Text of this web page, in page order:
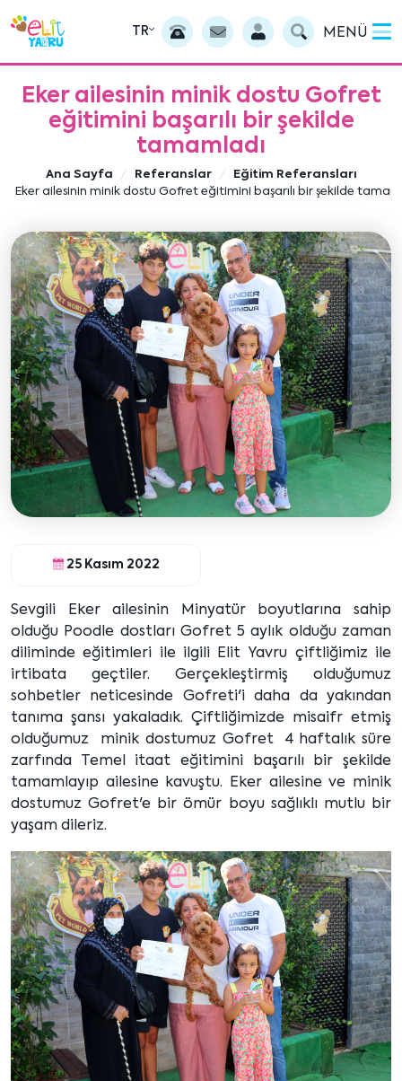
TR MENÜ
Eker ailesinin minik dostu Gofret
eğitimini başarılı bir şekilde
tamamladı
Ana Sayfa Referanslar
Eğitim Referansları
Eker ailesinin minik dostu Gofret eğitimini başarılı bir şekilde
25 Kasım 2022
Sevgili Eker ailesinin Minyatür boyutlarına sahip
olduğu Poodle dostları Gofret 5 aylık olduğu zaman
diliminde eğitimleri ile ilgili Elit Yavru çiftliğimiz ile
irtibata geçtiler. Gerçekleştirmiş olduğumuz
sohbetler neticesinde Gofreti'i daha da yakından
tanıma şansı yakaladık. Çiftliğimizde misaifr etmiş
olduğumuz minik dostumuz Gofret 4 haftalık süre
zarfında Temel itaat eğitimini başarılı bir şekilde
tamamlayıp ailesine kavuştu. Eker ailesine ve minik
dostumuz Gofret'e bir ömür boyu sağlıklı mutlu bir
yaşam dileriz.